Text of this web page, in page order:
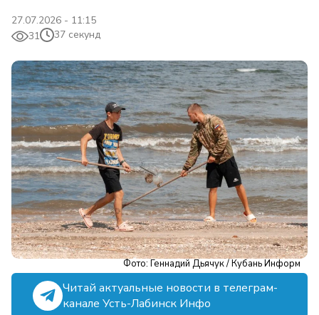
27.07.2026 - 11:15
31
37 секунд
Фото: Геннадий Дьячук / Кубань Информ
Читай актуальные новости в телеграм-
канале Усть-Лабинск Инфо